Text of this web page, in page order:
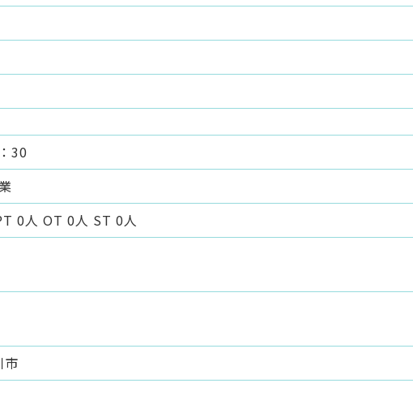
30
0人 OT 0人 ST 0人
市